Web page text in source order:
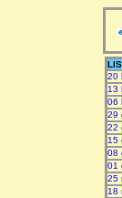
20
13
06
29
22
15
08
01
25
18